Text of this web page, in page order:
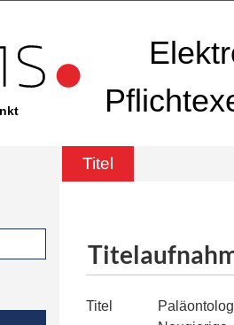
Titel
Titel